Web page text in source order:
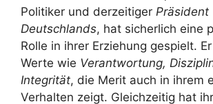
Politiker und derzeitiger Präsident
Deutschlands, hat sicherlich eine
Rolle in ihrer Erziehung gespielt.
Werte wie Verantwortung,
Integrität, die Merit auch in ihrem
Verhalten zeigt. Gleichzeitig hat